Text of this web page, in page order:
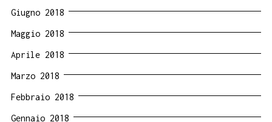
Giugno 2018
Maggio 2018
Aprile 2018
Marzo 2018
Febbraio 2018
Gennaio 2018